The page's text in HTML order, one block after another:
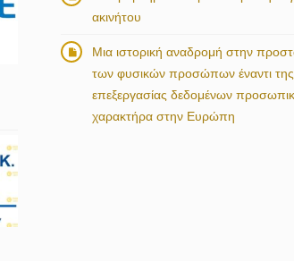
ακινήτου
Μια ιστορική αναδρομή στην
των φυσικών προσώπων έναντι της
επεξεργασίας δεδομένων
χαρακτήρα στην Ευρώπη